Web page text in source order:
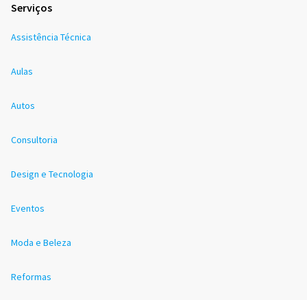
Serviços
Assistência Técnica
Aulas
Autos
Consultoria
Design e Tecnologia
Eventos
Moda e Beleza
Reformas